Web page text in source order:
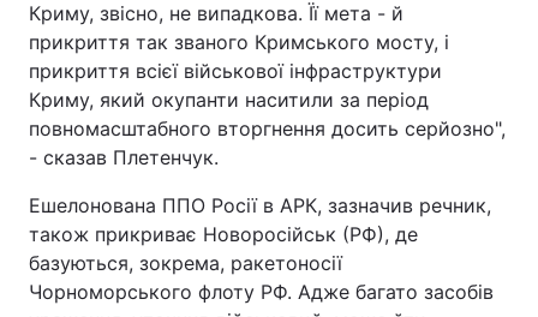
Криму, звісно, не випадкова. Її мета - й
прикриття так званого Кримського мосту, і
прикриття всієї військової інфраструктури
Криму, який окупанти наситили за період
повномасштабного вторгнення досить серйозно",
- сказав Плетенчук.
Ешелонована ППО Росії в АРК, зазначив речник,
також прикриває Новоросійськ (РФ), де
базуються, зокрема, ракетоносії
Чорноморського флоту РФ. Адже багато засобів